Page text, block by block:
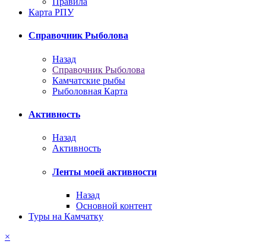
Карта РПУ
Справочник Рыболова
Назад
Справочник Рыболова
Камчатские рыбы
Рыболовная Карта
Активность
Назад
Активность
Ленты моей активности
Назад
Основной контент
Туры на Камчатку
×